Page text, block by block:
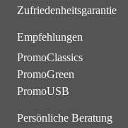
Zufriedenheitsgarantie
Empfehlungen
PromoClassics
PromoGreen
PromoUSB
Persönliche Beratung